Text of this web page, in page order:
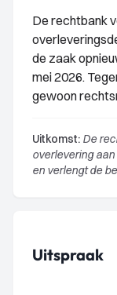
De rechtbank
de zaak
mei 2026.
gewoon
Uitkomst: De
overlevering
en verlengt de
Uitspraak